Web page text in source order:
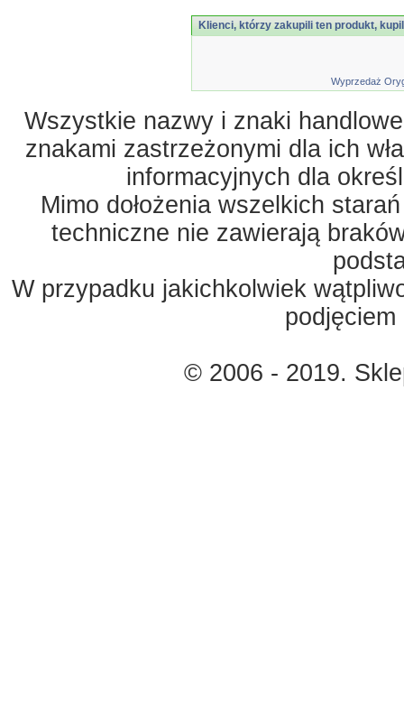
Klienci, którzy zakupili ten produkt,
Wyprzedaż
Wszystkie nazwy i znaki
znakami zastrzeżonymi dla ich
informacyjnych dla
Mimo dołożenia wszelkich
techniczne nie zawierają
W przypadku jakichkolwiek
© 2006 - 2019.